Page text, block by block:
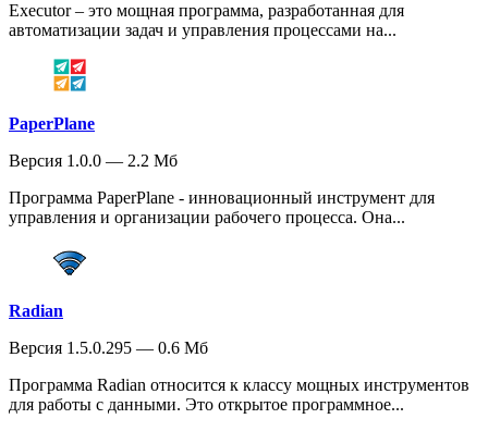
Executor – это мощная программа, разработанная для
автоматизации задач и управления процессами на...
PaperPlane
Версия 1.0.0 — 2.2 Мб
Программа PaperPlane - инновационный инструмент для
управления и организации рабочего процесса. Она...
Radian
Версия 1.5.0.295 — 0.6 Мб
Программа Radian относится к классу мощных инструментов
для работы с данными. Это открытое программное...